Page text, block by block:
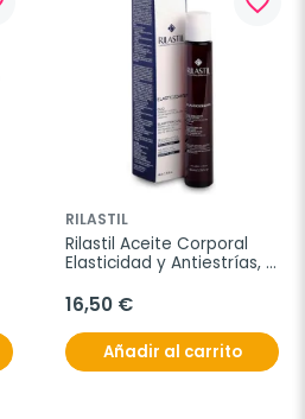
RILASTIL
Rilastil Aceite Corporal
Elasticidad y Antiestrías,
16,50 €
Añadir al carrito